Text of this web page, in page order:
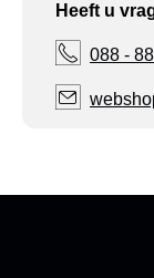
Heeft u
088 -